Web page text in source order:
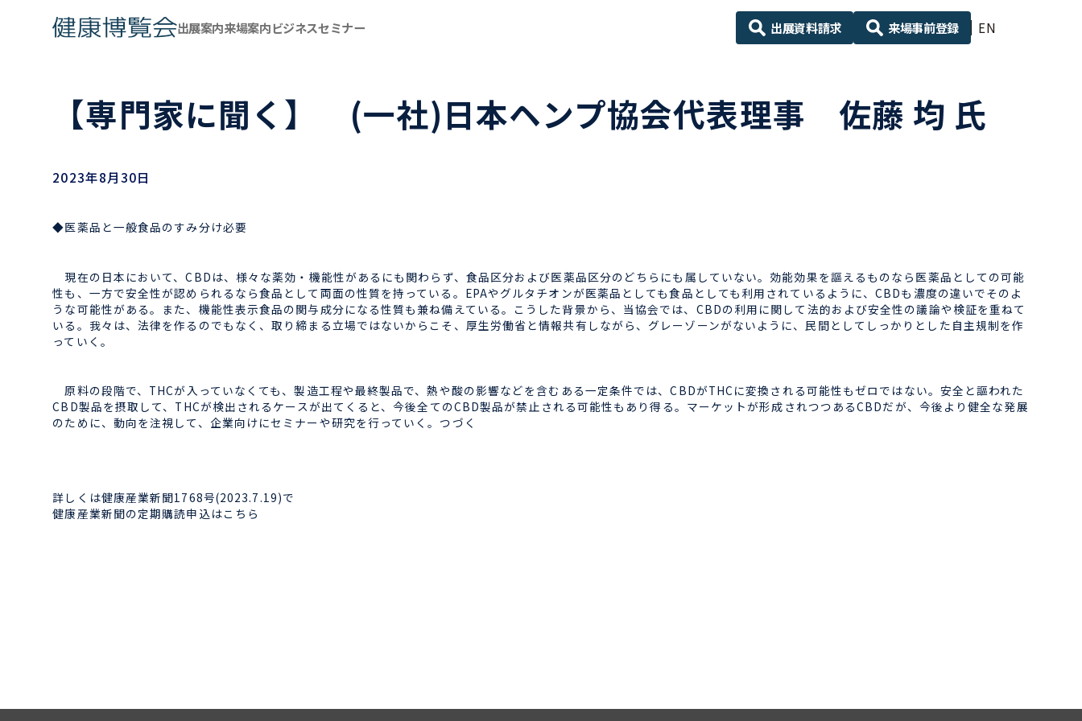
EN
出展案内来場案内ビジネスセミナー 出展資料請求 来場事前登録
【専門家に聞く】 (一社)日本ヘンプ協会代表理事 佐藤 均 氏
2023年8月30日
◆医薬品と一般食品のすみ分け必要
現在の日本において、CBDは、様々な薬効・機能性があるにも関わらず、食品区分および医薬品区分のどちらにも属していない。効能効果を謳えるものなら医薬品としての可能
性も、一方で安全性が認められるなら食品として両面の性質を持っている。EPAやグルタチオンが医薬品としても食品としても利用されているように、CBDも濃度の違いでそのよ
うな可能性がある。また、機能性表示食品の関与成分になる性質も兼ね備えている。こうした背景から、当協会では、CBDの利用に関して法的および安全性の議論や検証を重ねて
いる。我々は、法律を作るのでもなく、取り締まる立場ではないからこそ、厚生労働省と情報共有しながら、グレーゾーンがないように、民間としてしっかりとした自主規制を作
っていく。
原料の段階で、THCが入っていなくても、製造工程や最終製品で、熱や酸の影響などを含むある一定条件では、CBDがTHCに変換される可能性もゼロではない。安全と謳われた
CBD製品を摂取して、THCが検出されるケースが出てくると、今後全てのCBD製品が禁止される可能性もあり得る。マーケットが形成されつつあるCBDだが、今後より健全な発展
のために、動向を注視して、企業向けにセミナーや研究を行っていく。つづく
詳しくは健康産業新聞1768号(2023.7.19)で
健康産業新聞の定期購読申込はこちら